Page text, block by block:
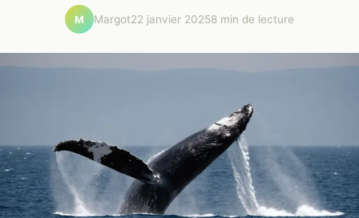
M Margot22 janvier 20258 min de lecture